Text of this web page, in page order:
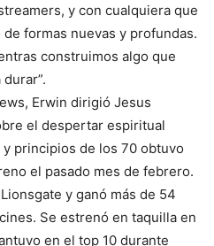
y con cualquiera que
formas nuevas y profundas.
construimos algo que
Erwin dirigió Jesus
el despertar espiritual
principios de los 70 obtuvo
el pasado mes de febrero.
y ganó más de 54
Se estrenó en taquilla en
en el top 10 durante